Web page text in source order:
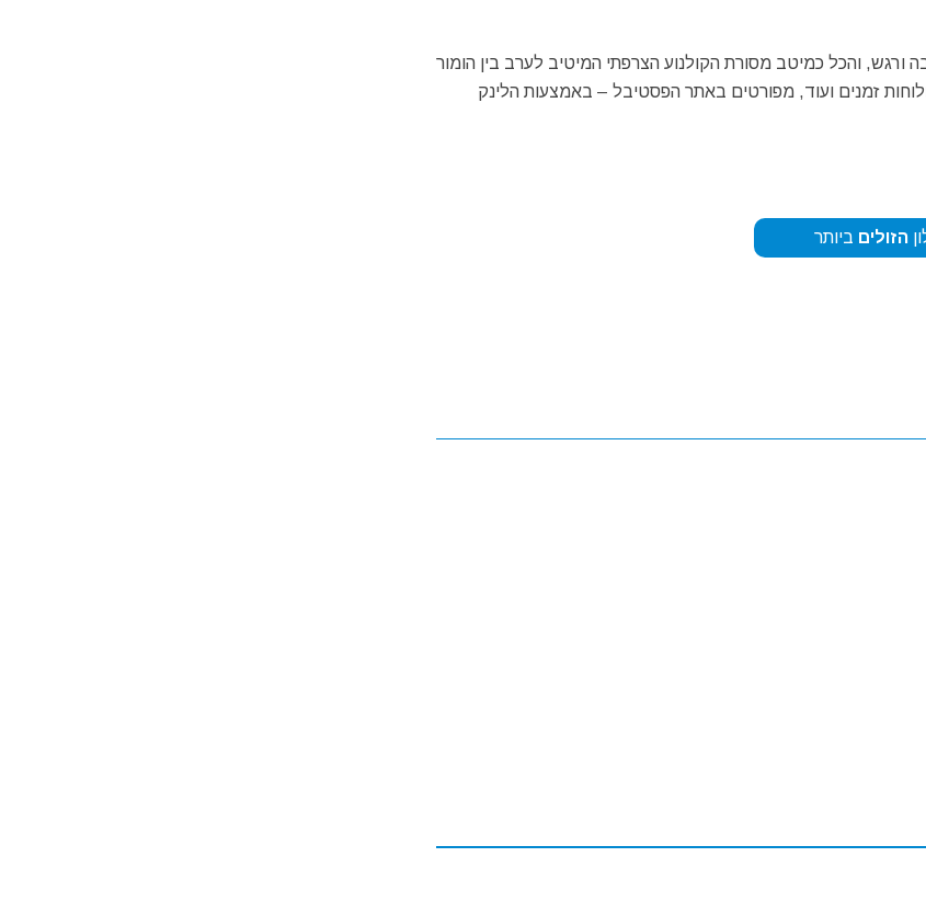
והכל כמיטב מסורת הקולנוע הצרפתי המיטיב לערב בין הומור
זמנים ועוד, מפורטים באתר הפסטיבל – באמצעות הלינק
הזולים ביותר